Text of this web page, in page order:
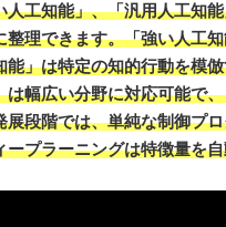
人工知能」、「汎用人工知
整理できます。「強い人工
能」は特定の知的行動を模
は幅広い分野に対応可能で
展段階では、単純な制御プ
ープラーニングは特徴量を